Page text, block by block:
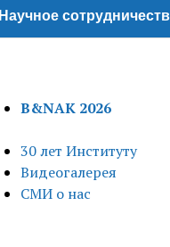
Научное
B&NAK 2026
30 лет Институту
Видеогалерея
СМИ о нас